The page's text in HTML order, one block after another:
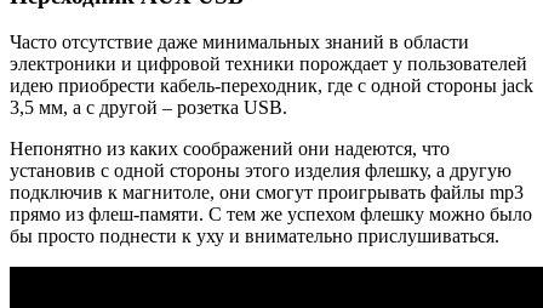
Часто отсутствие даже минимальных знаний в области
электроники и цифровой техники порождает у пользователей
идею приобрести кабель-переходник, где с одной стороны jack
3,5 мм, а с другой – розетка USB.
Непонятно из каких соображений они надеются, что
установив с одной стороны этого изделия флешку, а другую
подключив к магнитоле, они смогут проигрывать файлы mp3
прямо из флеш-памяти. С тем же успехом флешку можно было
бы просто поднести к уху и внимательно прислушиваться.